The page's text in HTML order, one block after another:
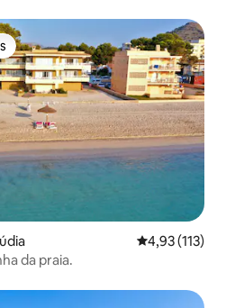
dos hóspedes
4,93 de uma
4,93 (113)
da praia.